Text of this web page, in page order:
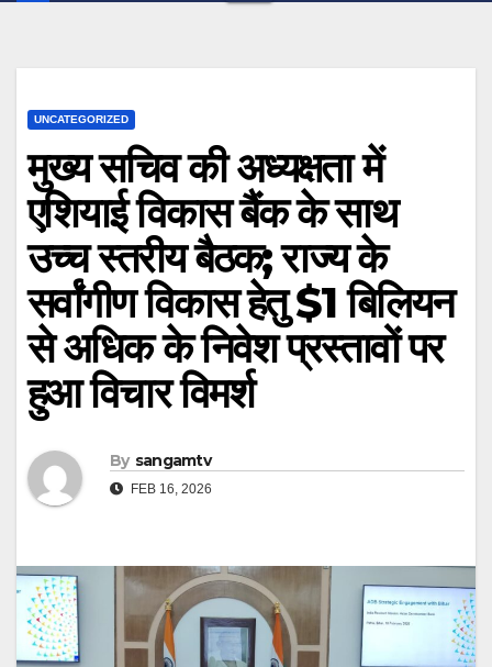
UNCATEGORIZED
मुख्य सचिव की अध्यक्षता में
एशियाई विकास बैंक के साथ
उच्च स्तरीय बैठक; राज्य के
सर्वांगीण विकास हेतु $1 बिलियन
से अधिक के निवेश प्रस्तावों पर
हुआ विचार विमर्श
By sangamtv
FEB 16, 2026